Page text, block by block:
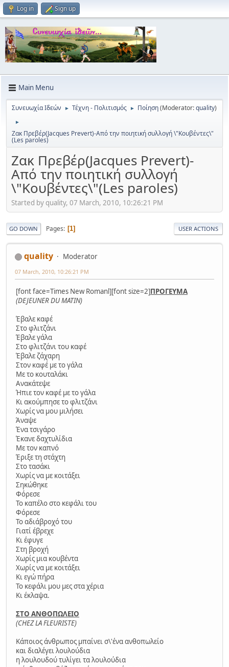
Log in Sign up
Main Menu
Συνευωχία Ιδεών ► Τέχνη - Πολιτισμός ► Ποίηση(Moderator:quality)
►
Ζακ Πρεβέρ(Jacques Prevert)-Από την ποιητική συλλογή \"Κουβέντες\"
(Les paroles)
Ζακ Πρεβέρ(Jacques Prevert)-
Από την ποιητική συλλογή
\"Κουβέντες\"(Les paroles)
Started by quality, 07 March, 2010, 10:26:21 PM
GO DOWN Pages 1 USER ACTIONS
quality Moderator
07 March, 2010, 10:26:21 PM
[font face=Times New Romanl][font size=2]ΠΡΟΓΕΥΜΑ
(DEJEUNER DU MATIN)
Έβαλε καφέ
Στο φλιτζάνι
Έβαλε γάλα
Στο φλιτζάνι του καφέ
Έβαλε ζάχαρη
Στον καφέ με το γάλα
Με το κουταλάκι
Ανακάτεψε
Ήπιε τον καφέ με το γάλα
Κι ακούμπησε το φλιτζάνι
Χωρίς να μου μιλήσει
Άναψε
Ένα τσιγάρο
Έκανε δαχτυλίδια
Με τον καπνό
Έριξε τη στάχτη
Στο τασάκι
Χωρίς να με κοιτάξει
Σηκώθηκε
Φόρεσε
Το καπέλο στο κεφάλι του
Φόρεσε
Το αδιάβροχό του
Γιατί έβρεχε
Κι έφυγε
Στη βροχή
Χωρίς μια κουβέντα
Χωρίς να με κοιτάξει
Κι εγώ πήρα
Το κεφάλι μου μες στα χέρια
Κι έκλαψα.
ΣΤΟ ΑΝΘΟΠΩΛΕΙΟ
(CHEZ LA FLEURISTE)
Κάποιος άνθρωπος μπαίνει σ\'ένα ανθοπωλείο
και διαλέγει λουλούδια
η λουλουδού τυλίγει τα λουλούδια